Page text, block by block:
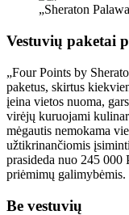
„Sheraton
Vestuvių paketai
„Four Points by
paketus, skirtus
įeina vietos nuoma,
virėjų kuruojami
mėgautis nemokama
užtikrinančiomis
prasideda nuo 245 000
priėmimų galimybėmis.
Be vestuvių